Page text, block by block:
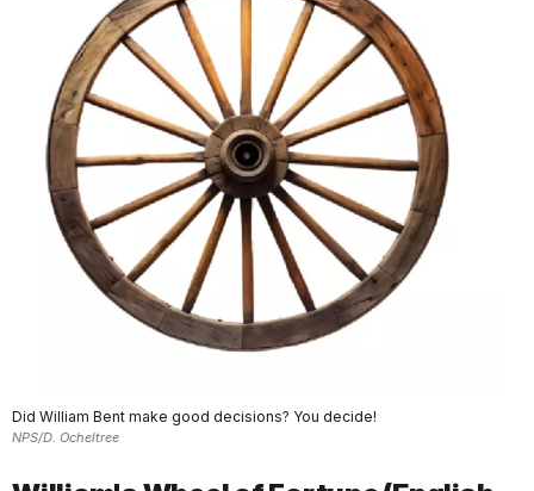
Did William Bent make good decisions? You decide!
NPS/D. Ocheltree